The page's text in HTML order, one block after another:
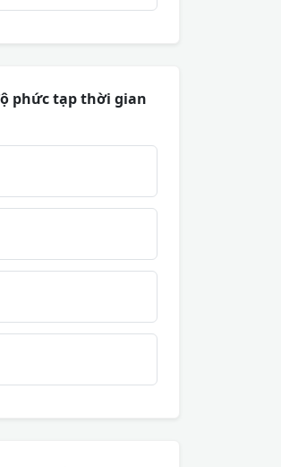
phức tạp thời gian